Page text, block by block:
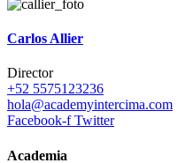
Carlos Allier
Director
+52 5575123236
hola@academyintercima.com
Facebook-f Twitter
Academia